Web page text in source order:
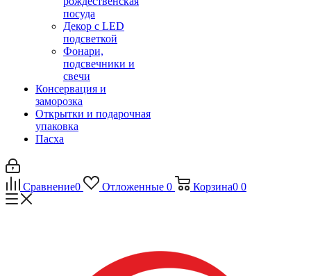
посуда
Декор с LED
подсветкой
Фонари,
подсвечники и
свечи
Консервация и
заморозка
Открытки и подарочная
упаковка
Пасха
Сравнение0 Отложенные 0 Корзина0 0